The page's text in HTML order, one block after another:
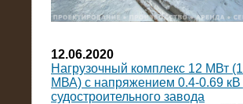
12.06.2020
Нагрузочный комплекс 12 МВт
МВА) с напряжением 0.4-0.69 кВ
судостроительного завода